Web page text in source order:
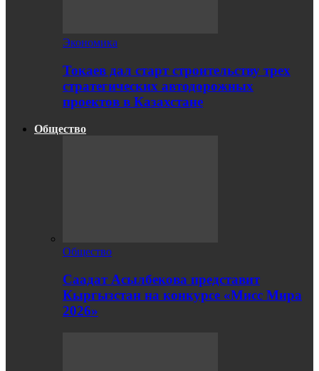
Экономика
Токаев дал старт строительству трех
стратегических автодорожных
проектов в Казахстане
Общество
Общество
Саадат Асылбекова представит
Кыргызстан на конкурсе «Мисс Мира
2026»